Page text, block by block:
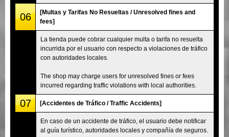
06
[Multas y Tarifas No Resueltas / Unresolved fines and
fees]
La tienda puede cobrar cualquier multa o tarifa no resuelta
incurrida por el usuario con respecto a violaciones de tráfico
con autoridades locales.
The shop may charge users for unresolved fines or fees
incurred regarding traffic violations with local authorities.
07 [Accidentes de Tráfico / Traffic Accidents]
En caso de un accidente de tráfico, el usuario debe notificar
al guía turístico, autoridades locales y compañía de seguros.